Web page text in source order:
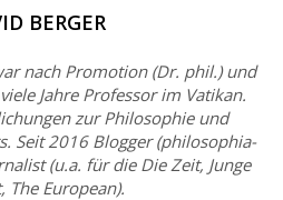
BERGER
nach Promotion (Dr. phil.) und
Jahre Professor im Vatikan.
zur Philosophie und
Seit 2016 Blogger (philosophia-
(u.a. für die Die Zeit, Junge
The European).